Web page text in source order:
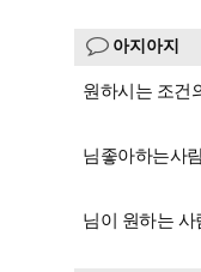
아지아지
원하시는 조건
님좋아하는사
님이 원하는